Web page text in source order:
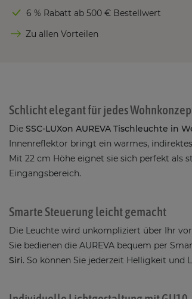
6 % Rabatt ab 500 € Bestellwert
Zu allen Vorteilen
Schlicht elegant für jedes
Die SSC-LUXon AUREVA Tischleuchte in
Innenreflektor bringt ein warmes,
Mit 22 cm Höhe eignet sie sich perfekt
Eingangsbereich.
Smarte Steuerung leicht gemacht
Die Leuchte wird unkompliziert über Ihr
Sie bedienen die AUREVA bequem per
Siri. So können Sie jederzeit Helligkeit und